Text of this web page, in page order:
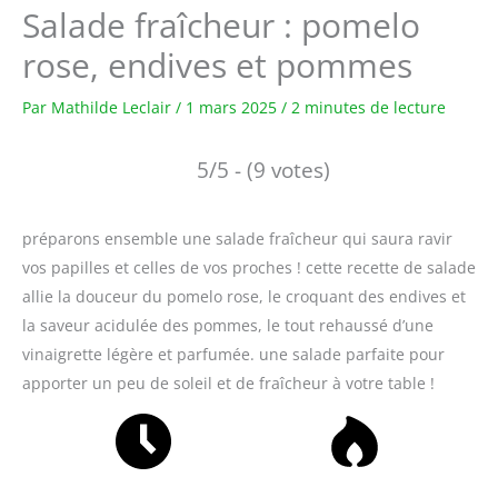
Salade fraîcheur : pomelo
rose, endives et pommes
Par Mathilde Leclair / 1 mars 2025 / 2 minutes de lecture
5/5 - (9 votes)
préparons ensemble une salade fraîcheur qui saura ravir
vos papilles et celles de vos proches ! cette recette de salade
allie la douceur du pomelo rose, le croquant des endives et
la saveur acidulée des pommes, le tout rehaussé d’une
vinaigrette légère et parfumée. une salade parfaite pour
apporter un peu de soleil et de fraîcheur à votre table !